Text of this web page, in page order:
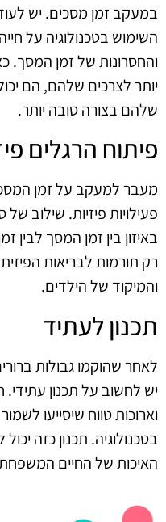
במעקב זמן מסכים. יש
השימוש בטכנולוגיה על
והחסרונות של זמן המסך.
יותר לצרכים שלהם, הם
שלהם בצורה טובה יותר.
פיתוח הרגלים
מעבר למעקב על זמן
פעילויות פיזיות. שילוב של
באיזון בין זמן המסך לבין
רק תורמות לבריאות
והמיקוד של הילדים.
תכנון לעתיד
לאחר שהוקמו גבולות
יש לחשוב על תכנון
וארוכות טווח שיסייעו
בטכנולוגיה. תכנון כזה
האיכות של החיים